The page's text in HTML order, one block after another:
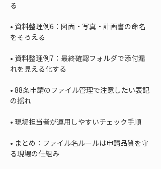
• 資料整理例6：図面・写真・計画書の命名
• 資料整理例7：最終確認フォルダで添付漏
• 88条申請のファイル管理で注意したい表記
•
• まとめ：ファイル名ルールは申請品質を守
る現場の仕組み